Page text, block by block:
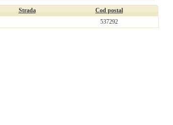
Strada
Cod postal
537292